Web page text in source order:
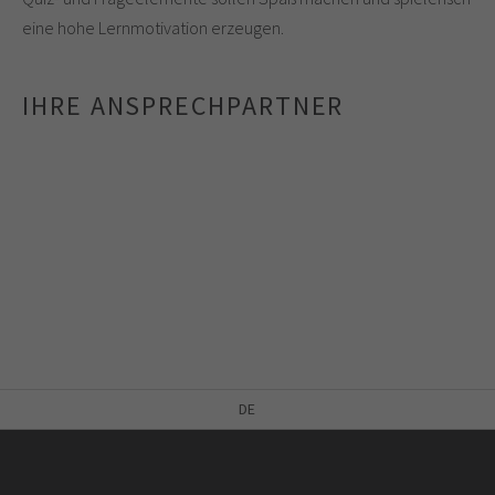
Projekte & Veranstaltungen
eine hohe Lernmotivation erzeugen.
IHRE ANSPRECHPARTNER
DE